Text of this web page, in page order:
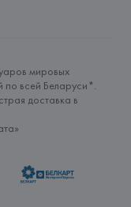
мировых
по всей Беларуси*.
доставка в
»